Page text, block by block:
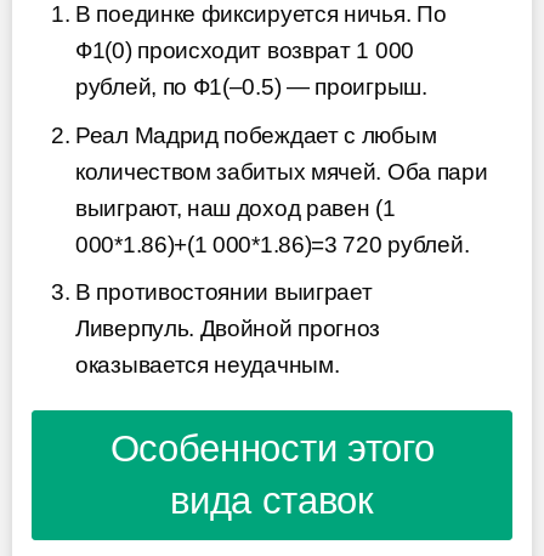
В поединке фиксируется ничья. По
Ф1(0) происходит возврат 1 000
рублей, по Ф1(–0.5) — проигрыш.
Реал Мадрид побеждает с любым
количеством забитых мячей. Оба пари
выиграют, наш доход равен (1
000*1.86)+(1 000*1.86)=3 720 рублей.
В противостоянии выиграет
Ливерпуль. Двойной прогноз
оказывается неудачным.
Особенности этого
вида ставок